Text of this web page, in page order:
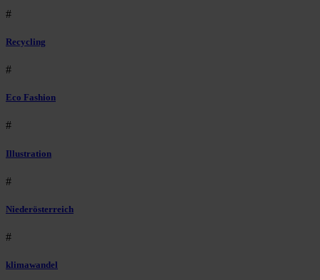
#
Recycling
#
Eco Fashion
#
Illustration
#
Niederösterreich
#
klimawandel